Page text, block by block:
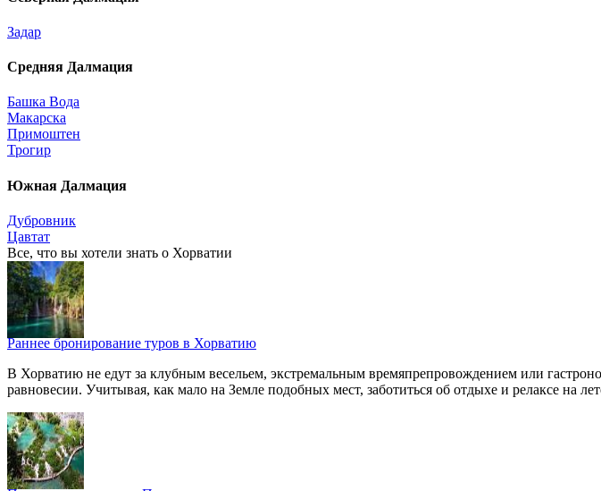
Задар
Средняя Далмация
Башка Вода
Макарска
Примоштен
Трогир
Южная Далмация
Дубровник
Цавтат
Все, что вы хотели знать o Хорватии
Раннее бронирование туров в Хорватию
В Хорватию не едут за клубным весельем, экстремальным времяпрепровождением или
равновесии. Учитывая, как мало на Земле подобных мест, заботиться об отдыхе и релаксе на